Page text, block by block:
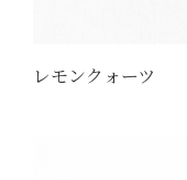
レモンクォーツ